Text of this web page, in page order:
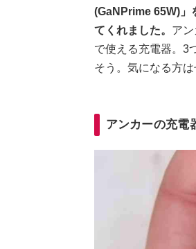
(GaNPrime 65W)」
てくれました。 ア
で使える充電器。3
そう。気になる方
アンカーの充